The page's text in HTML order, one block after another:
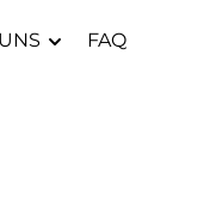
FAQ